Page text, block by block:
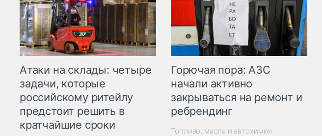
Атаки на склады: четыре
задачи, которые
российскому ритейлу
предстоит решить в
кратчайшие сроки
Горючая пора: АЗС
начали активно
закрываться на ремонт и
ребрендинг
Топливо, масла и автохимия